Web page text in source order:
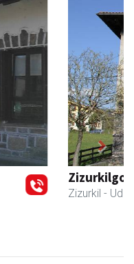
Next